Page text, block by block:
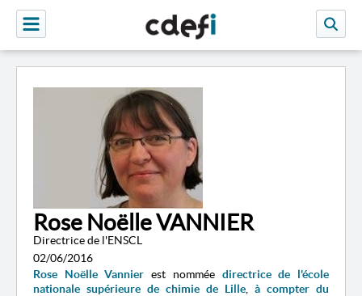
Rose Noëlle VANNIER
Directrice de l'ENSCL
02/06/2016
Rose Noëlle Vannier est nommée directricede l'école
nationale supérieure de chimie de Lille
à compter du